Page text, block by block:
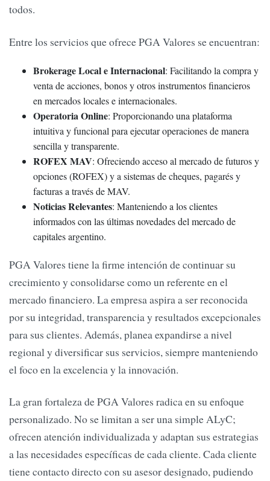
todos.
Entre los servicios que ofrece PGA Valores se encuentran:
Brokerage Local e Internacional: Facilitando la compra y
venta de acciones, bonos y otros instrumentos financieros
en mercados locales e internacionales.
Operatoria Online: Proporcionando una plataforma
intuitiva y funcional para ejecutar operaciones de manera
sencilla y transparente.
ROFEX MAV: Ofreciendo acceso al mercado de futuros y
opciones (ROFEX) y a sistemas de cheques, pagarés y
facturas a través de MAV.
Noticias Relevantes: Manteniendo a los clientes
informados con las últimas novedades del mercado de
capitales argentino.
PGA Valores tiene la firme intención de continuar su
crecimiento y consolidarse como un referente en el
mercado financiero. La empresa aspira a ser reconocida
por su integridad, transparencia y resultados excepcionales
para sus clientes. Además, planea expandirse a nivel
regional y diversificar sus servicios, siempre manteniendo
el foco en la excelencia y la innovación.
La gran fortaleza de PGA Valores radica en su enfoque
personalizado. No se limitan a ser una simple ALyC;
ofrecen atención individualizada y adaptan sus estrategias
a las necesidades específicas de cada cliente. Cada cliente
tiene contacto directo con su asesor designado, pudiendo